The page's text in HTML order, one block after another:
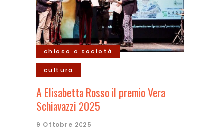
chiese e società
cultura
A Elisabetta Rosso il premio Vera
Schiavazzi 2025
9 Ottobre 2025